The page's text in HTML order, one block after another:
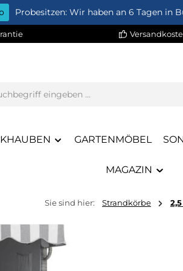
Probesitzen: Wir haben an 6 Tagen in
GARTENMÖBEL
MAGAZIN
Sie sind hier: Strandkörbe